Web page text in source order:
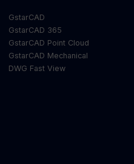
GstarCAD
GstarCAD 365
GstarCAD Point Cloud
GstarCAD Mechanical
DWG Fast View